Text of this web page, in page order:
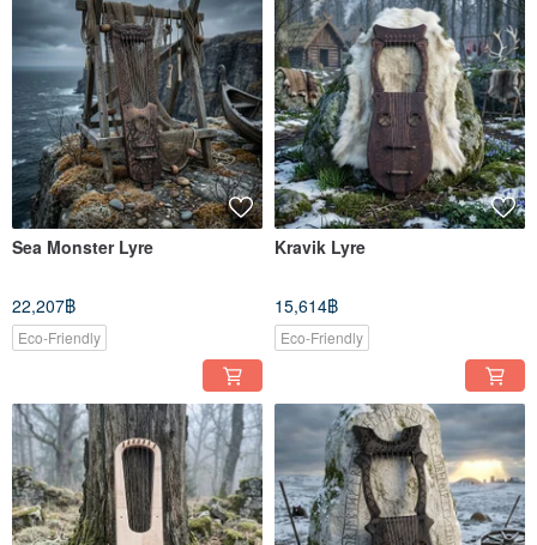
Sea Monster Lyre
22,207฿
Eco-Friendly
Kravik Lyre
15,614฿
Eco-Friendly